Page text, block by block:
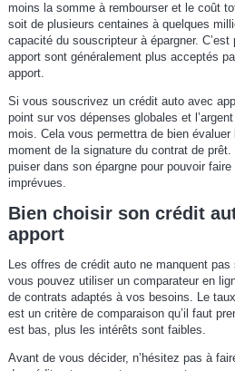
moins la somme à rembourser et le coût
soit de plusieurs centaines à quelques
capacité du souscripteur à épargner.
apport sont généralement plus acceptés
apport.
Si vous souscrivez un crédit auto avec
point sur vos dépenses globales et
mois. Cela vous permettra de bien évaluer
moment de la signature du contrat de
puiser dans son épargne pour pouvoir
imprévues.
Bien choisir son crédit
apport
Les offres de crédit auto ne manquent
vous pouvez utiliser un comparateur en
de contrats adaptés à vos besoins. Le
est un critère de comparaison qu’il faut
est bas, plus les intérêts sont faibles.
Avant de vous décider, n’hésitez pas à